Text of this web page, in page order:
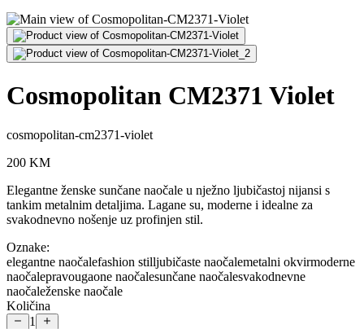
Cosmopolitan CM2371 Violet
cosmopolitan-cm2371-violet
200 KM
Elegantne ženske sunčane naočale u nježno ljubičastoj nijansi s
tankim metalnim detaljima. Lagane su, moderne i idealne za
svakodnevno nošenje uz profinjen stil.
Oznake:
elegantne naočalefashion stilljubičaste naočalemetalni okvirmoderne
naočalepravougaone naočalesunčane naočalesvakodnevne
naočaleženske naočale
Količina
1